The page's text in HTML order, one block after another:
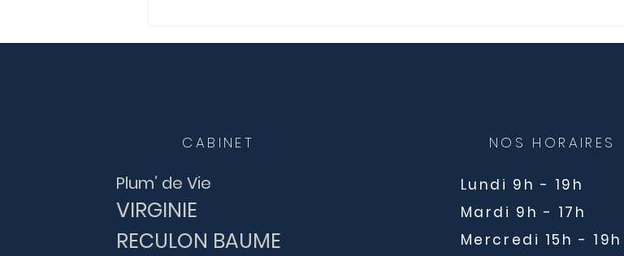
samedi 15 octobre au
thérapeutique californien
CABINET
Plum’ de Vie
VIRGINIE
RECULON ​ BAUME
NOS HORAIRES
Lundi 9h - 19h
Mardi 9h - 17h
Mercredi 15h - 19h